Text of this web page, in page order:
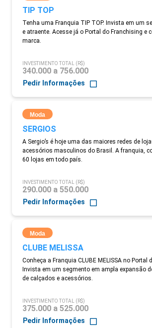
TIP TOP
Tenha uma Franquia TIP TOP. Invista em um
e atraente. Acesse já o Portal do Franchising e
marca.
INVESTIMENTO TOTAL (R$)
340.000 a 756.000
Pedir Informações
Moda
SERGIOS
A Sergio’s é hoje uma das maiores redes de
acessórios masculinos do Brasil. A franquia,
60 lojas em todo país.
INVESTIMENTO TOTAL (R$)
290.000 a 550.000
Pedir Informações
Moda
CLUBE MELISSA
Conheça a Franquia CLUBE MELISSA no Portal
Invista em um segmento em ampla expansão
de calçados e acessórios.
INVESTIMENTO TOTAL (R$)
375.000 a 525.000
Pedir Informações